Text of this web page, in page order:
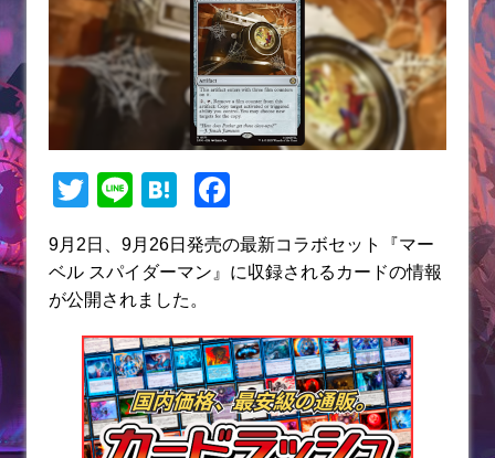
T
itt
er
Li
e
H
e
n
a
c
b
o
o
k
9月2日、9月26日発売の最新コラボセット『マー
ベル スパイダーマン』に収録されるカードの情報
が公開されました。